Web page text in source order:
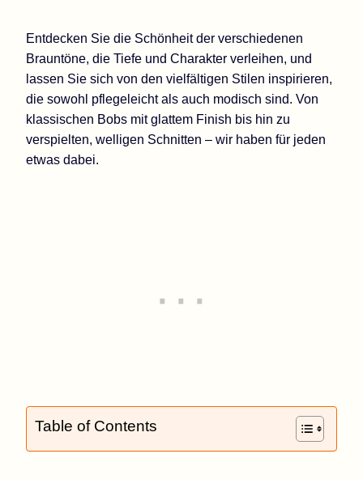
Entdecken Sie die Schönheit der verschiedenen
Brauntöne, die Tiefe und Charakter verleihen, und
lassen Sie sich von den vielfältigen Stilen inspirieren,
die sowohl pflegeleicht als auch modisch sind. Von
klassischen Bobs mit glattem Finish bis hin zu
verspielten, welligen Schnitten – wir haben für jeden
etwas dabei.
Table of Contents